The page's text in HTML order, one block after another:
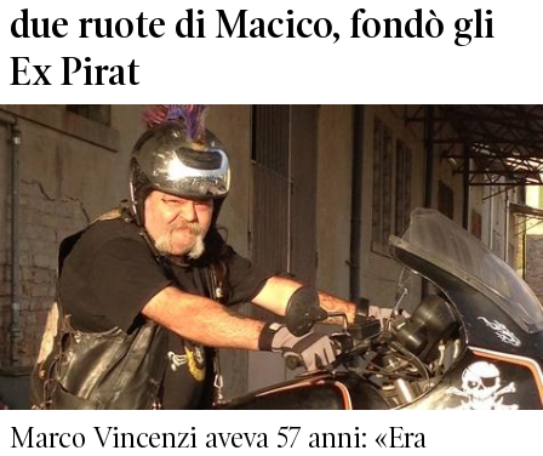
due ruote di Macico, fondò gli
Ex Pirat
Marco Vincenzi aveva 57 anni: «Era